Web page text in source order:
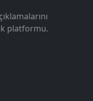
platformu.